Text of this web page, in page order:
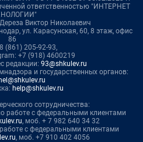
ответственностью "ИНТЕРНЕТ
Виктор Николаевич
ул. Карасунская, 60, 8 этаж, офис
86
(861) 205-92-93,
+7 (918) 4600219
редакции: 93@shkulev.ru
и государственных органов:
help@shkulev.ru
сотрудничества:
работе с федеральными клиентами
, моб. + 7 982 640 34 32
с федеральными клиентами
, моб. +7 910 402 4056